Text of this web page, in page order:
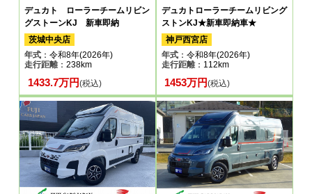
デュカト ローラーチームリビン
グストーンKJ 新車即納
茨城中央店
年式 ：令和8年(2026年)
走行距離：238km
1433.7万円(税込)
デュカトローラーチームリビング
ストンKJ★新車即納車★
神戸西宮店
年式：令和8年(2026年)
走行距離：112km
1453万円(税込)